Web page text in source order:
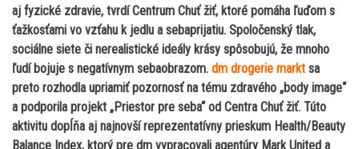
aj fyzické zdravie, tvrdí Centrum Chuť žiť, ktoré pomáha ľuďom s
ťažkosťami vo vzťahu k jedlu a sebaprijatiu. Spoločenský tlak,
sociálne siete či nerealistické ideály krásy spôsobujú, že mnoho
ľudí bojuje s negatívnym sebaobrazom. dm drogerie markt sa
preto rozhodla upriamiť pozornosť na tému zdravého „body image“
a podporila projekt „Priestor pre seba“ od Centra Chuť žiť. Túto
aktivitu dopĺňa aj najnovší reprezentatívny prieskum Health/Beauty
Balance Index, ktorý pre dm vypracovali agentúry Mark United a